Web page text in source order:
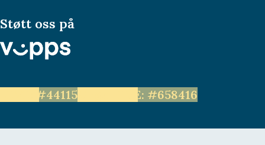
Støtt oss på
LEVE: #44115 Unge LEVE: #658416